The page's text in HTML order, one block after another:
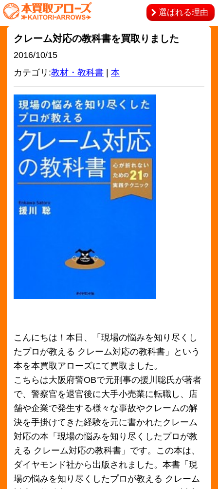
選ばれる理由
クレーム対応の教科書を買取りました
2016/10/15
カテゴリ:教材・教科書
たプロが教える クレーム対応の教科書」という
本を本買取アローズにて買取ました。
こちらは大阪府警OBで元刑事の援川聡氏が著者
舗や企業で発生する様々な事故やクレームの解
ダイヤモンド社から出版されました。本書「現
場の悩みを知り尽くしたプロが教える クレーム
対応の教科書」は、クレームのそれぞれの対応
法をケースごとに3つのポイントに絞ったアドバ
イスがあり、著者の経験に基づいた事例や図解
も豊富に記載されているので、理解しながら読
み進められます。私自身もかつて小売業のアル
バイトをしていて、様々なことからクレームに
発展したケースに遭遇しましたが、こちらの本
「現場の悩みを知り尽くしたプロが教える クレ
ーム対応の教科書」を読むと非常になるほどと
感じることが多かったです。いきなりクレーム
を言われてしまうとつい戸惑ってしまうんです
よね…。
そこでこの教科書「現場の悩みを知り尽くした
プロが教える クレーム対応の教科書」は、クレ